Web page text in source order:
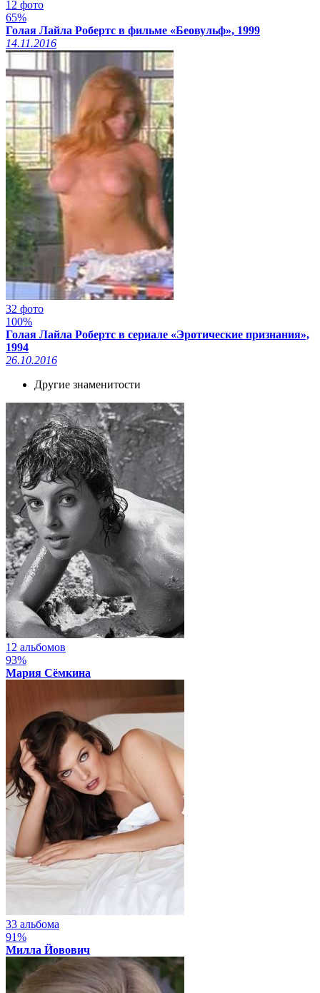
12 фото
65%
Голая Лайла Робертс в фильме «Беовульф», 1999
14.11.2016
32 фото
100%
Голая Лайла Робертс в сериале «Эротические признания»,
1994
26.10.2016
Другие знаменитости
12 альбомов
93%
Мария Сёмкина
33 альбома
91%
Милла Йовович